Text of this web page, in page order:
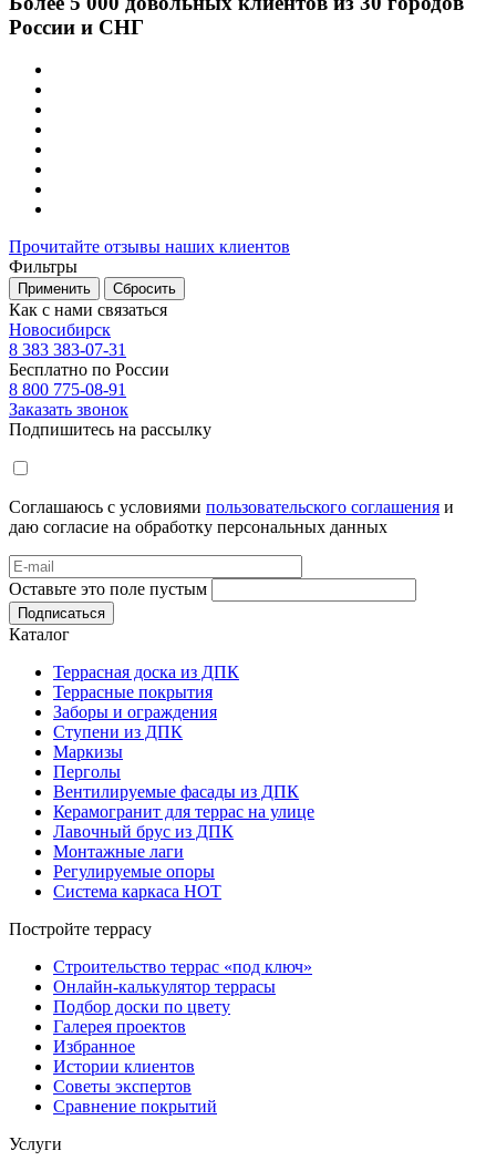
России и СНГ
Прочитайте отзывы наших клиентов
Фильтры
Применить Сбросить
Как с нами связаться
Новосибирск
8 383 383-07-31
Бесплатно по России
8 800 775-08-91
Заказать звонок
Подпишитесь на рассылку
Соглашаюсь с условиями пользовательского соглашения и
даю согласие на обработку персональных данных
Оставьте это поле пустым
Подписаться
Каталог
Террасная доска из ДПК
Террасные покрытия
Заборы и ограждения
Ступени из ДПК
Маркизы
Перголы
Вентилируемые фасады из ДПК
Керамогранит для террас на улице
Лавочный брус из ДПК
Монтажные лаги
Регулируемые опоры
Система каркаса НОТ
Постройте террасу
Строительство террас «под ключ»
Онлайн-калькулятор террасы
Подбор доски по цвету
Галерея проектов
Избранное
Истории клиентов
Советы экспертов
Сравнение покрытий
Услуги